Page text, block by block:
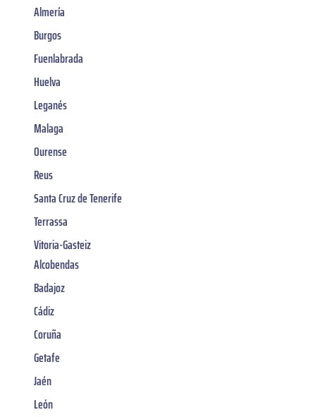
Almería
Burgos
Fuenlabrada
Huelva
Leganés
Malaga
Ourense
Reus
Santa Cruz de Tenerife
Terrassa
Vitoria-Gasteiz
Alcobendas
Badajoz
Cádiz
Coruña
Getafe
Jaén
León